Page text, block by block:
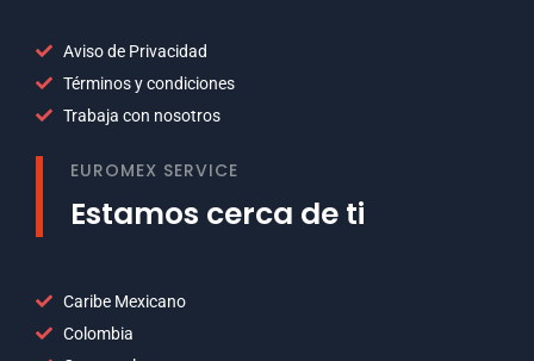
Aviso de Privacidad
Términos y condiciones
Trabaja con nosotros
EUROMEX SERVICE
Estamos cerca de ti
Caribe Mexicano
Colombia